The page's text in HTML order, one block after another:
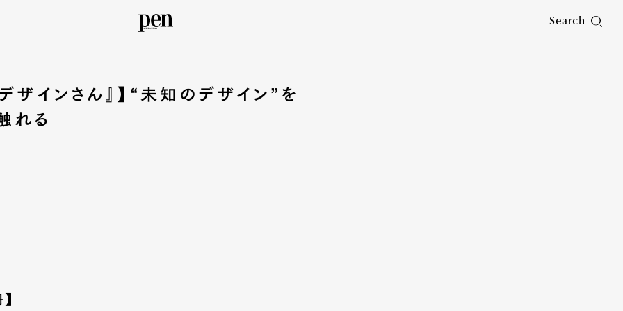
Search
ザインさん』】“未知のデザイン”を
れる